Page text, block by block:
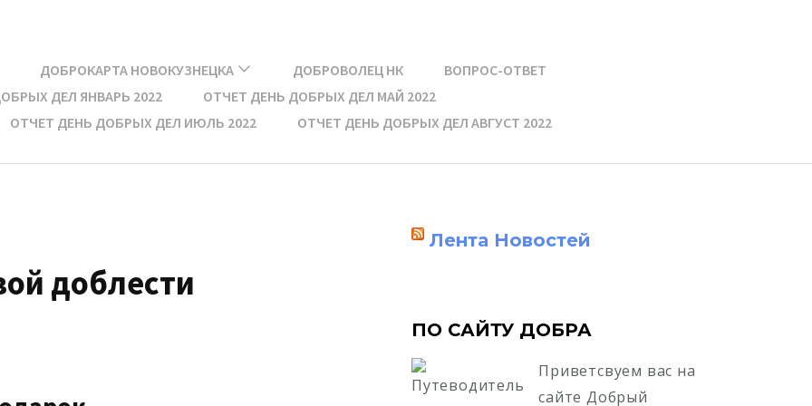
ДОБРОКАРТА НОВОКУЗНЕЦКА ДОБРОВОЛЕЦ НК
ВОПРОС-ОТВЕТ
ДЕЛ ЯНВАРЬ 2022​
ОТЧЕТ ДЕНЬ ДОБРЫХ ДЕЛ МАЙ 2022
ОТЧЕТ ДЕНЬ ДОБРЫХ ДЕЛ ИЮЛЬ 2022 ОТЧЕТ ДЕНЬ ДОБРЫХ ДЕЛ АВГУСТ 2022
доблести
Лента Новостей
ПО САЙТУ ДОБРА
Приветсвуем вас на
сайте Добрый